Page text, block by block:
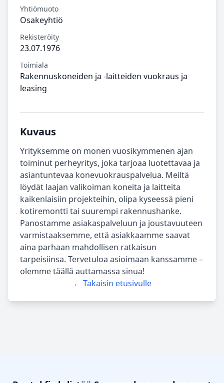
Yhtiömuoto
Osakeyhtiö
Rekisteröity
23.07.1976
Toimiala
Rakennuskoneiden ja -laitteiden vuokraus ja
leasing
Kuvaus
Yrityksemme on monen vuosikymmenen ajan
toiminut perheyritys, joka tarjoaa luotettavaa ja
asiantuntevaa konevuokrauspalvelua. Meiltä
löydät laajan valikoiman koneita ja laitteita
kaikenlaisiin projekteihin, olipa kyseessä pieni
kotiremontti tai suurempi rakennushanke.
Panostamme asiakaspalveluun ja joustavuuteen
varmistaaksemme, että asiakkaamme saavat
aina parhaan mahdollisen ratkaisun
tarpeisiinsa. Tervetuloa asioimaan kanssamme –
olemme täällä auttamassa sinua!
← Takaisin etusivulle